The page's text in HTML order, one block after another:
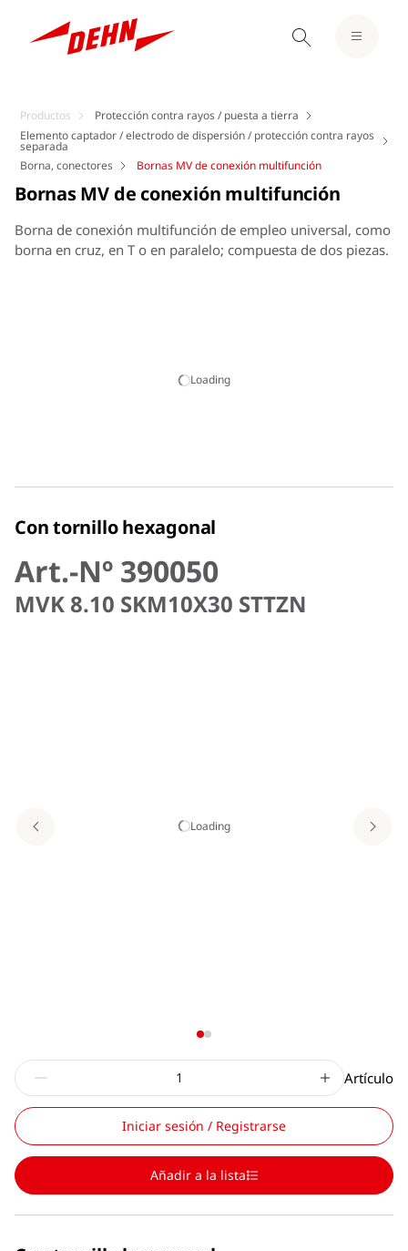
Productos
Protección contra rayos / puesta a tierra
Elemento captador / electrodo de dispersión / protección contra rayos
separada
Borna, conectores
Bornas MV de conexión multifunción
Loading
Bornas MV de conexión multifunción
Borna de conexión multifunción de empleo universal, como
borna en cruz, en T o en paralelo; compuesta de dos piezas.
Con tornillo hexagonal
Art.-Nº 390050
MVK 8.10 SKM10X30 STTZN
Loading
Artículo
Iniciar sesión / Registrarse
Añadir a la lista